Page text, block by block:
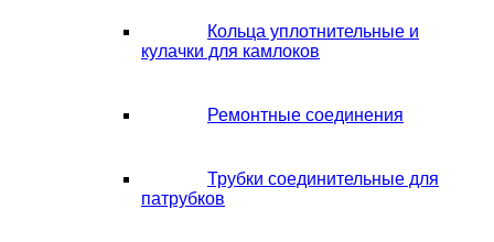
Кольца уплотнительные и
кулачки для камлоков
Ремонтные соединения
Трубки соединительные для
патрубков